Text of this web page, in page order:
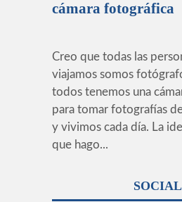
cámara fotográfica
Creo que todas las
viajamos somos
todos tenemos una
para tomar fotografías
y vivimos cada día. La
que hago...
SOCIAL